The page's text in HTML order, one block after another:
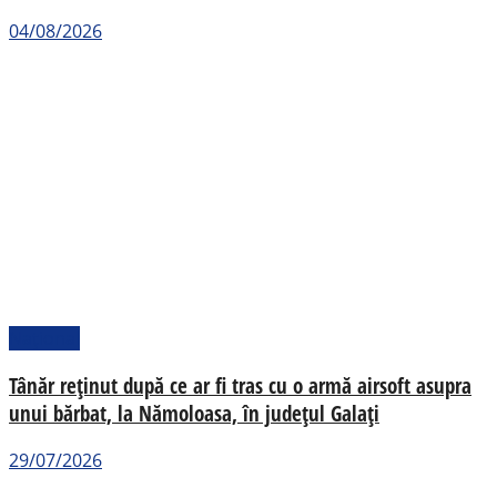
04/08/2026
Tânăr reținut după ce ar fi tras cu o armă airsoft asupra
unui bărbat, la Nămoloasa, în județul Galați
29/07/2026